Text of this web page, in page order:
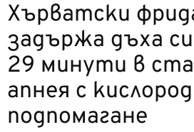
Хърватски
задържа дъха
29 минути в
апнея с
подпомагане